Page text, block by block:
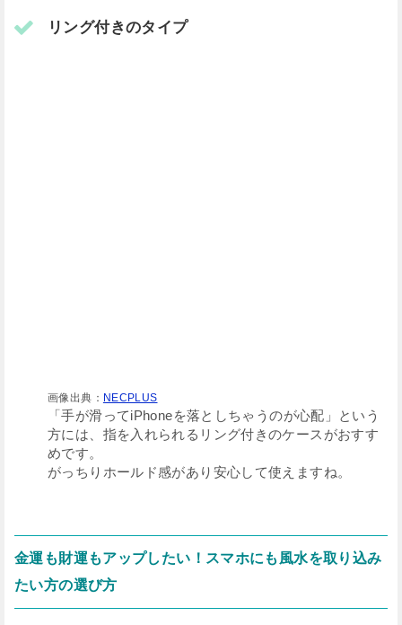
リング付きのタイプ
画像出典： NECPLUS
「手が滑ってiPhoneを落としちゃうのが心配」という
方には、指を入れられるリング付きのケースがおすす
めです。
がっちりホールド感があり安心して使えますね。
金運も財運もアップしたい！スマホにも風水を取り込み
たい方の選び方